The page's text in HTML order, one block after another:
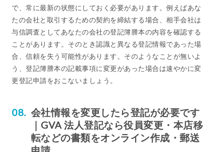
で、常に最新の状態にしておく必要があります。例えばあな
たの会社と取引するための契約を締結する場合、相手会社は
与信調査としてあなたの会社の登記簿謄本の内容を確認する
ことがあります。そのとき認識と異なる登記情報であった場
合、信頼を失う可能性があります。そのようなことが無いよ
う、登記簿謄本の記載事項に変更があった場合は速やかに変
更登記申請をおこないましょう。
会社情報を変更したら登記が必要です
｜GVA 法人登記なら役員変更・本店移
転などの書類をオンライン作成・郵送